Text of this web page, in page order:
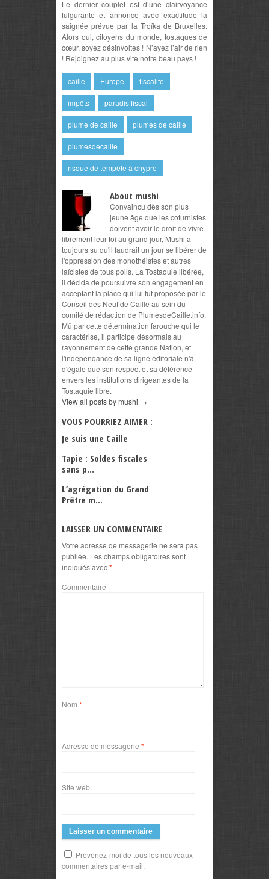
Le dernier couplet est d’une clairvoyance
fulgurante et annonce avec exactitude la
saignée prévue par la Troïka de Bruxelles.
Alors oui, citoyens du monde, tostaques de
cœur, soyez désinvoltes ! N’ayez l’air de rien
! Rejoignez au plus vite notre beau pays !
caille Europe fiscalité
impôts paradis fiscal
plume de caille plumes de caille
plumesdecaille
risque de tempête à chypre
About mushi
Convaincu dès son plus
jeune âge que les coturnistes
doivent avoir le droit de vivre
librement leur foi au grand jour, Mushi a
toujours su qu'il faudrait un jour se libérer de
l'oppression des monothéistes et autres
laïcistes de tous poils. La Tostaquie libérée,
il décida de poursuivre son engagement en
acceptant la place qui lui fut proposée par le
Conseil des Neuf de Caille au sein du
comité de rédaction de PlumesdeCaille.info.
Mû par cette détermination farouche qui le
caractérise, il participe désormais au
rayonnement de cette grande Nation, et
l'indépendance de sa ligne éditoriale n'a
d'égale que son respect et sa déférence
envers les institutions dirigeantes de la
Tostaquie libre.
View all posts by mushi →
VOUS POURRIEZ AIMER :
Je suis une Caille
Tapie : Soldes fiscales
sans p...
L’agrégation du Grand
Prêtre m...
LAISSER UN COMMENTAIRE
Votre adresse de messagerie ne sera pas
publiée. Les champs obligatoires sont
indiqués avec*
Commentaire
Nom *
Adresse de messagerie *
Site web
Prévenez-moi de tous les nouveaux
commentaires par e-mail.